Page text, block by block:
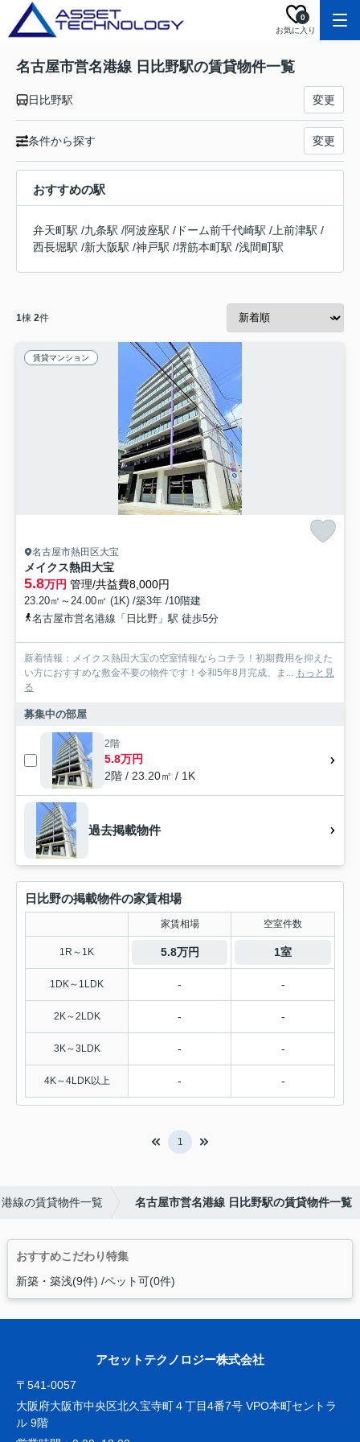
お気に入り
0
名古屋市営名港線 日比野駅の賃貸物件一覧
日比野駅 変更
条件から探す 変更
おすすめの駅
弁天町駅 /九条駅 /阿波座駅 / ドーム前千代崎駅 / 上前津駅 /
西長堀駅 /新大阪駅 /神戸駅 /堺筋本町駅 /浅間町駅
1棟 2件
賃貸マンション
名古屋市熱田区大宝
メイクス熱田大宝
5.8万円 管理/共益費8,000円
23.20㎡～24.00㎡ (1K) /築3年 /10階建
名古屋市営名港線「日比野」駅 徒歩5分
新着情報：メイクス熱田大宝の空室情報ならコチラ！初期費用を抑えた
い方におすすめな敷金不要の物件です！令和5年8月完成、ま... もっと見
る
募集中の部屋
2階
5.8万円
2階 / 23.20㎡ / 1K
過去掲載物件
日比野の掲載物件の家賃相場
家賃相場 空室件数
1R～1K 5.8万円 1室
1DK～1LDK - -
2K～2LDK - -
3K～3LDK - -
4K～4LDK以上 - -
1
線の賃貸物件一覧 名古屋市営名港線 日比野駅の賃貸物件一覧
おすすめこだわり特集
新築・築浅(9件) ペット可(0件)
アセットテクノロジー株式会社
〒541-0057
大阪府大阪市中央区北久宝寺町４丁目4番7号 VPO本町セントラ
ル 9階